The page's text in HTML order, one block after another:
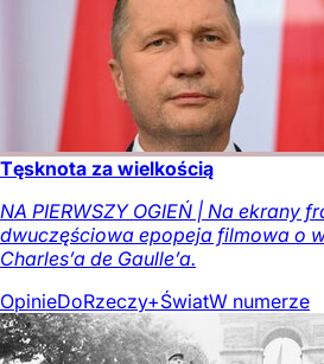
Tęsknota za wielkością
NA PIERWSZY OGIEŃ | Na ekrany
dwuczęściowa epopeja filmowa o
Charles’a de Gaulle’a.
OpinieDoRzeczy+ŚwiatW numerze